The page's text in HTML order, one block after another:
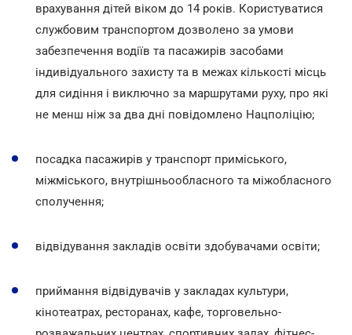
врахування дітей віком до 14 років. Користуватися
службовим транспортом дозволено за умови
забезпечення водіїв та пасажирів засобами
індивідуального захисту та в межах кількості місць
для сидіння і виключно за маршрутами руху, про які
не менш ніж за два дні повідомлено Нацполіцію;
посадка пасажирів у транспорт приміського,
міжміського, внутрішньообласного та міжобласного
сполучення;
відвідування закладів освіти здобувачами освіти;
приймання відвідувачів у закладах культури,
кінотеатрах, ресторанах, кафе, торговельно-